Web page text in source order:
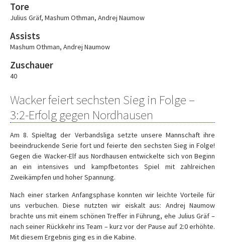
Tore
Julius Gräf, Mashum Othman, Andrej Naumow
Assists
Mashum Othman, Andrej Naumow
Zuschauer
40
Wacker feiert sechsten Sieg in Folge –
3:2-Erfolg gegen Nordhausen
Am 8. Spieltag der Verbandsliga setzte unsere Mannschaft ihre
beeindruckende Serie fort und feierte den sechsten Sieg in Folge!
Gegen die Wacker-Elf aus Nordhausen entwickelte sich von Beginn
an ein intensives und kampfbetontes Spiel mit zahlreichen
Zweikämpfen und hoher Spannung.
Nach einer starken Anfangsphase konnten wir leichte Vorteile für
uns verbuchen. Diese nutzten wir eiskalt aus: Andrej Naumow
brachte uns mit einem schönen Treffer in Führung, ehe Julius Gräf –
nach seiner Rückkehr ins Team – kurz vor der Pause auf 2:0 erhöhte.
Mit diesem Ergebnis ging es in die Kabine.